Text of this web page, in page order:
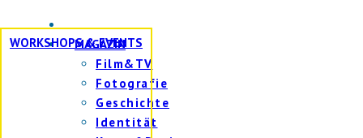
WORKSHOPS & EVENTS
MAGAZIN
Film&TV
Fotografie
Geschichte
Identität